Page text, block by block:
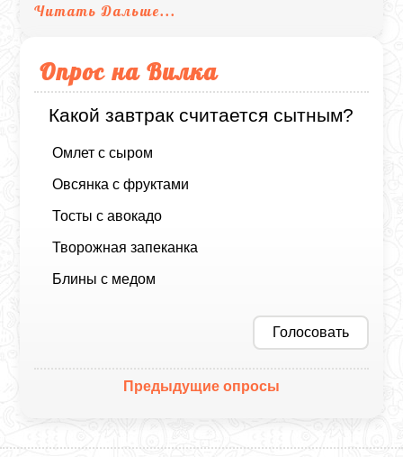
Читать Дальше...
Опрос на Вилка
Какой завтрак считается сытным?
Омлет с сыром
Овсянка с фруктами
Тосты с авокадо
Творожная запеканка
Блины с медом
Голосовать
Предыдущие опросы